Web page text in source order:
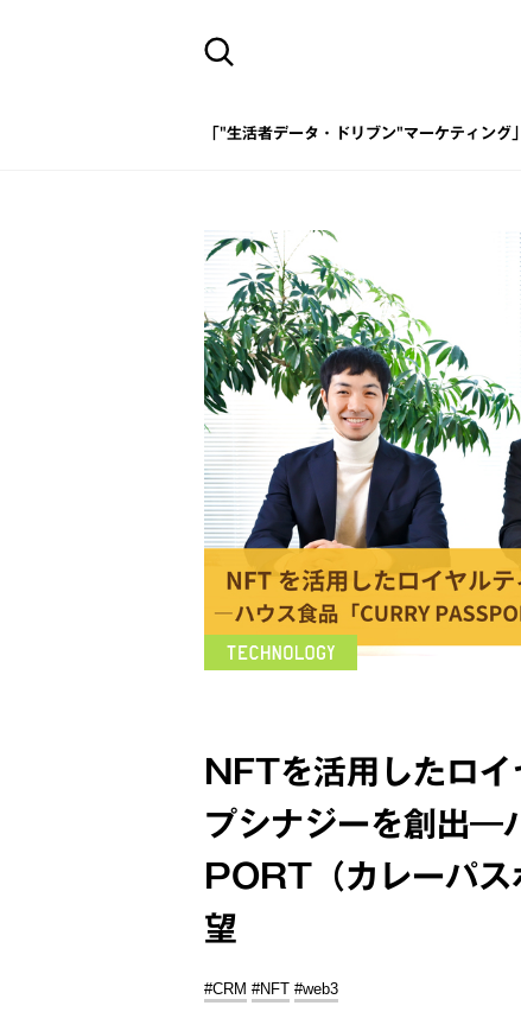
「"生活者データ・ドリブン"マーケティング
NFTを活用したロ
プシナジーを創出
PORT（カレーパス
望
#CRM #NFT #web3